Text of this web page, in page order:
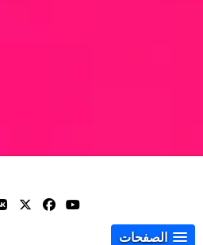
الصفحات